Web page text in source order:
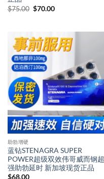
$75.00 Original
price
$70.00Current
助勃增硬
蓝钻STENAGRA SUPER
POWER超级双效伟哥威而钢超
强助勃延时 新加坡现货正品
$68.00